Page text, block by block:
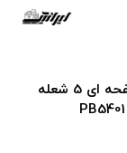
اجاق گاز صفحه ای 5 شعله